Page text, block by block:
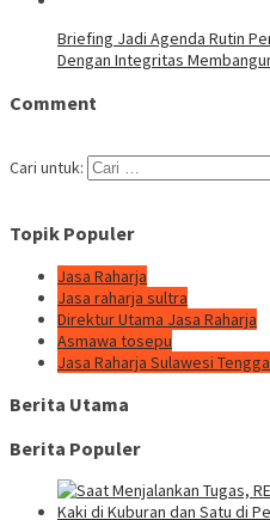
Briefing Jadi Agenda Rutin
Dengan Integritas
Comment
Cari untuk:
Topik Populer
Jasa Raharja
Jasa raharja sultra
Direktur Utama Jasa Raharja
Asmawa tosepu
Jasa Raharja Sulawesi
Berita Utama
Berita Populer